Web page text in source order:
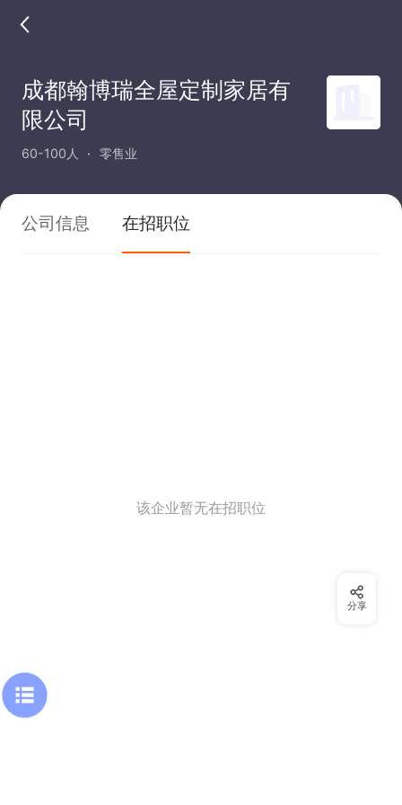
成都翰博瑞全屋定制家居有
限公司
60-100人 零售业
公司信息 在招职位
该企业暂无在招职位
分享